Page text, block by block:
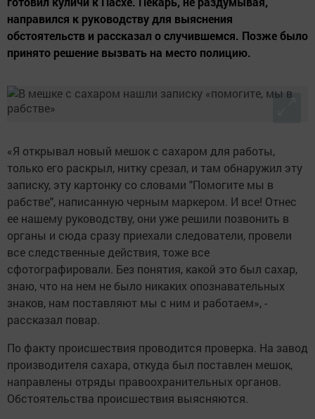
направился к руководству для выяснения
обстоятельств и рассказал о случившемся. Позже было
принято решение вызвать на место полицию.
«Я открывал новый мешок с сахаром для работы,
только его раскрыл, нитку срезал, и там обнаружил эту
записку, эту картонку со словами "Помогите мы в
рабстве", написанную черным маркером. И все! Отнес
ее нашему руководству, они уже решили позвонить в
органы и сюда сразу приехали следователи, провели
все следственные действия, тоже все
сфотографировали. Без понятия, какой это был сахар,
знаю, что на нем не было никаких опознавательных
знаков, нам поставляют мы с ним и работаем», -
рассказал повар.
По факту происшествия проводится проверка. На завод
производителя сахара, откуда был поставлен мешок,
направлены отряды правоохранительных органов.
Обстоятельства происшествия выясняются.